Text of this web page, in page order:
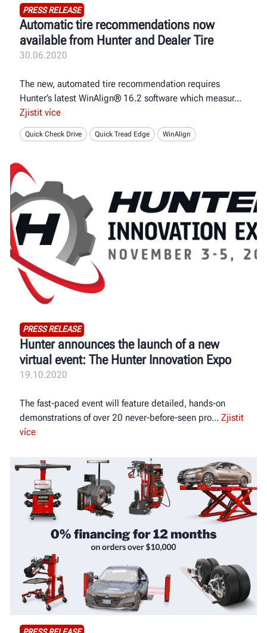
PRESS RELEASE
Automatic tire recommendations now
available from Hunter and Dealer Tire
30.06.2020
The new, automated tire recommendation requires
Hunter’s latest WinAlign® 16.2 software which measur
Zjistit více
Quick Check Drive Quick Tread Edge WinAlign
PRESS RELEASE
Hunter announces the launch of a new
virtual event: The Hunter Innovation Expo
19.10.2020
The fast-paced event will feature detailed, hands-on
demonstrations of over 20 never-before-seen pro
Zjistit
více